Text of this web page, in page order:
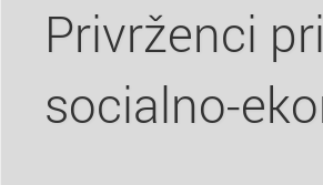
Privrženci
socialno-